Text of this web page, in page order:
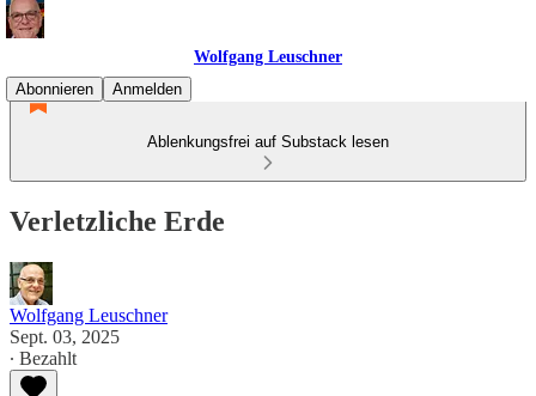
Wolfgang Leuschner
Abonnieren
Anmelden
Ablenkungsfrei auf Substack lesen
Verletzliche Erde
Wolfgang Leuschner
Sept. 03, 2025
∙ Bezahlt